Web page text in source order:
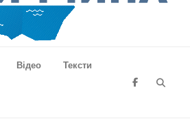
Відео Тексти